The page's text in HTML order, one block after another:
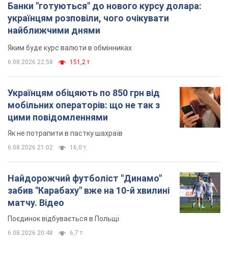
Банки "готуються" до нового курсу долара:
українцям розповіли, чого очікувати
найближчими днями
Яким буде курс валюти в обмінниках
6.08.2026 22:58 151,2 т.
Українцям обіцяють по 850 грн від
мобільних операторів: що не так з
цими повідомленнями
Як не потрапити в пастку шахраїв
6.08.2026 21:02 16,0 т.
Найдорожчий футболіст "Динамо"
забив "Карабаху" вже на 10-й хвилині
матчу. Відео
Поєдинок відбувається в Польщі
6.08.2026 20:48 6,7 т.